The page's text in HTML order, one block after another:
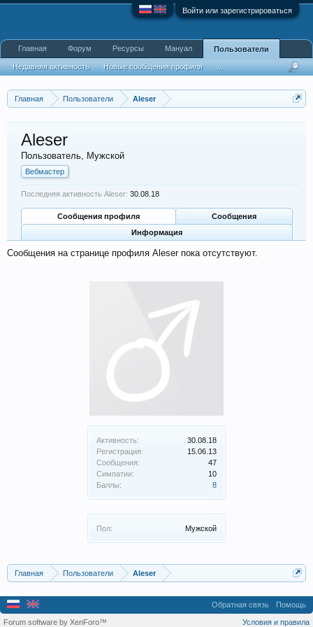
Войти или зарегистрироваться
Главная Пользователи Aleser
Активность:
30.08.18
Регистрация:
15.06.13
Сообщения:
47
Симпатии:
10
Баллы:
8
Пол: Мужской
Aleser
Пользователь, Мужской
Вебмастер
Последняя активность Aleser: 30.08.18
Сообщения профиля
Сообщения
Информация
Сообщения на странице профиля Aleser пока отсутствуют.
Главная Пользователи Aleser
Главная Форум Ресурсы Мануал Пользователи
Недавняя активность Новые сообщения профиля
Обратная связь Помощь
Условия и правила
Forum software by XenForo™